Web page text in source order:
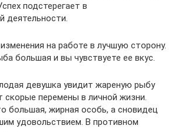
подстерегает в
деятельности.
на работе в лучшую сторону.
большая и вы чувствуете ее вкус.
девушка увидит жареную рыбу
скорые перемены в личной жизни.
большая, жирная особь, а сновидец
удовольствием. В противном